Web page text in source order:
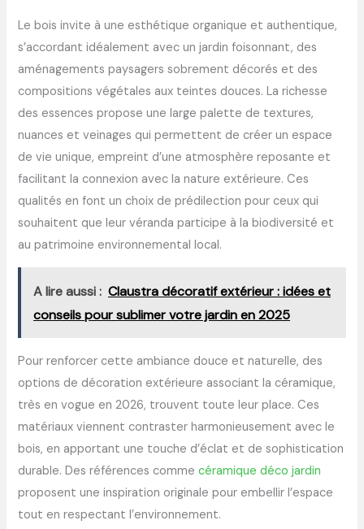
Le bois invite à une esthétique organique et authentique,
s’accordant idéalement avec un jardin foisonnant, des
aménagements paysagers sobrement décorés et des
compositions végétales aux teintes douces. La richesse
des essences propose une large palette de textures,
nuances et veinages qui permettent de créer un espace
de vie unique, empreint d’une atmosphère reposante et
facilitant la connexion avec la nature extérieure. Ces
qualités en font un choix de prédilection pour ceux qui
souhaitent que leur véranda participe à la biodiversité et
au patrimoine environnemental local.
A lire aussi : Claustra décoratif extérieur : idées et
conseils pour sublimer votre jardin en 2025
Pour renforcer cette ambiance douce et naturelle, des
options de décoration extérieure associant la céramique,
très en vogue en 2026, trouvent toute leur place. Ces
matériaux viennent contraster harmonieusement avec le
bois, en apportant une touche d’éclat et de sophistication
durable. Des références commecéramique déco jardin
proposent une inspiration originale pour embellir l’espace
tout en respectant l’environnement.